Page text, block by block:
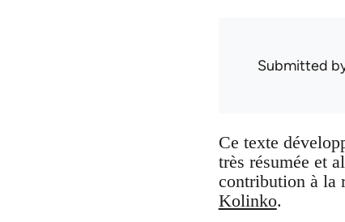
Submitted
Ce texte
très résumée et
contribution à la
Kolinko.